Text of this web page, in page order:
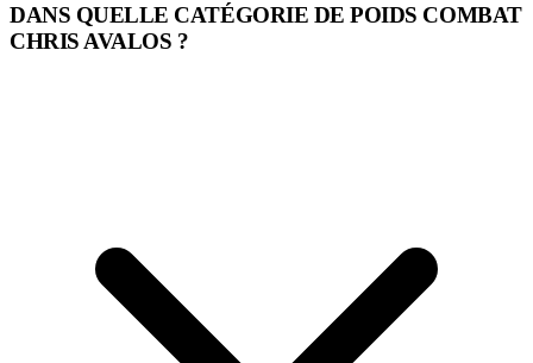
DANS QUELLE CATÉGORIE DE POIDS COMBAT
CHRIS AVALOS ?